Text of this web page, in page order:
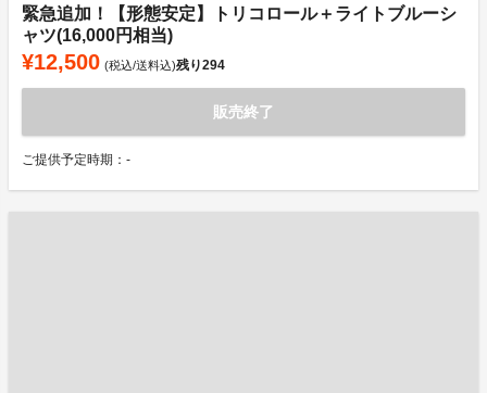
緊急追加！【形態安定】トリコロール＋ライトブルーシ
ャツ(16,000円相当)
¥12,500 (税込/送料込)残り294
販売終了
ご提供予定時期：-